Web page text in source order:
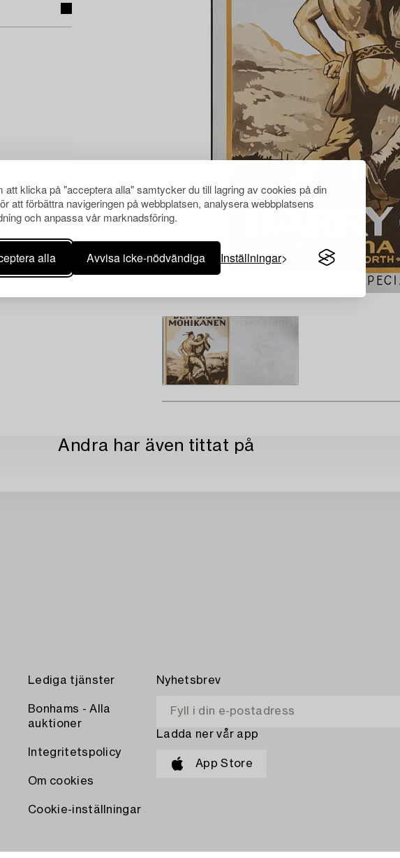
att klicka på "acceptera alla" samtycker du till lagring av cookies på din
att förbättra navigeringen på webbplatsen, analysera webbplatsens
och anpassa vår marknadsföring.
alla Avvisa icke-nödvändiga Inställningar
Andra har även tittat på
Lediga tjänster
Bonhams - Alla
auktioner
Integritetspolicy
Om cookies
Cookie-inställningar
Nyhetsbrev
Ladda ner vår app
App Store